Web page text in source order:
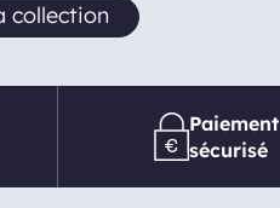
collection
Paiement
sécurisé